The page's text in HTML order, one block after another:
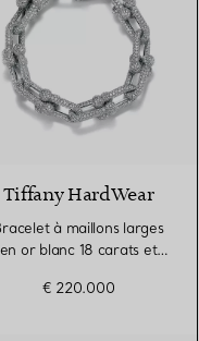
Tiffany HardWear
à maillons larges
en or blanc 18 carats et
€ 220.000